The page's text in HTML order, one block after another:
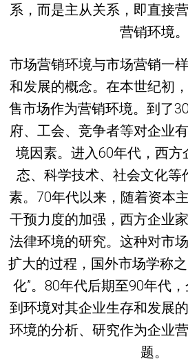
系，而是主从关系，即直接
营销环境。
市场营销环境与市场营销一
和发展的概念。在本世纪初
售市场作为营销环境。到了
府、工会、竞争者等对企业
境因素。进入60年代，西方
态、科学技术、社会文化等
素。70年代以来，随着资本
干预力度的加强，西方企业
法律环境的研究。这种对市
扩大的过程，国外市场学称
化”。80年代后期至90年代
到环境对其企业生存和发展
环境的分析、研究作为企业
题。